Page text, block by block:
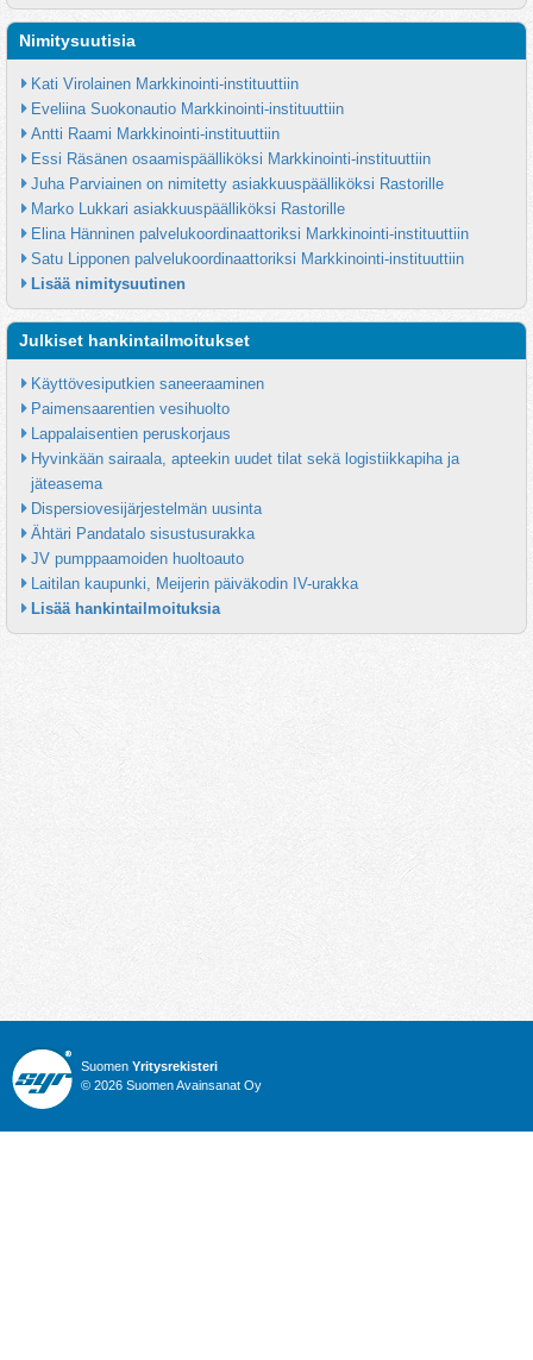
Nimitysuutisia
Kati Virolainen Markkinointi-instituuttiin
Eveliina Suokonautio Markkinointi-instituuttiin
Antti Raami Markkinointi-instituuttiin
Essi Räsänen osaamispäälliköksi Markkinointi-instituuttiin
Juha Parviainen on nimitetty asiakkuuspäälliköksi Rastorille
Marko Lukkari asiakkuuspäälliköksi Rastorille
Elina Hänninen palvelukoordinaattoriksi Markkinointi-instituuttiin
Satu Lipponen palvelukoordinaattoriksi Markkinointi-instituuttiin
Lisää nimitysuutinen
Julkiset hankintailmoitukset
Käyttövesiputkien saneeraaminen
Paimensaarentien vesihuolto
Lappalaisentien peruskorjaus
Hyvinkään sairaala, apteekin uudet tilat sekä logistiikkapiha ja
jäteasema
Dispersiovesijärjestelmän uusinta
Ähtäri Pandatalo sisustusurakka
JV pumppaamoiden huoltoauto
Laitilan kaupunki, Meijerin päiväkodin IV-urakka
Lisää hankintailmoituksia
Suomen Yritysrekisteri
© 2026 Suomen Avainsanat Oy